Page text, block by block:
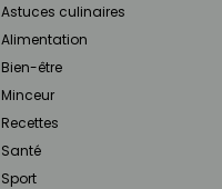
Astuces culinaires
Alimentation
Bien-être
Minceur
Recettes
Santé
Sport